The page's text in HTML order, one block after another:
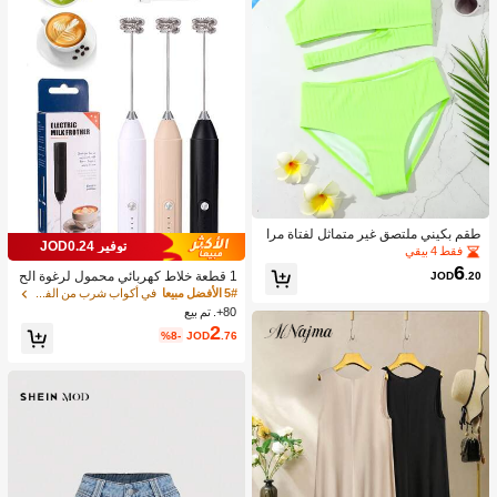
طقم بكيني ملتصق غير متماثل لفتاة مرا
هقة شاطئ صيفي
فقط 4 بيقي
JOD6.20
توفير JOD0.24
1 قطعة خلاط كهربائي محمول لرغوة الح
ليب، رغاية الحليب القابلة للشحن - شحن
USB، 3 سرعات، خلاط حليب كهربائي ص
غير، مناسب للقهوة/اللاتيه/الكابتشينو/الش
وكولاتة الساخنة/البيض
5# الأفضل مبيعا
في أكواب شرب من الفولاذ المقاوم للصدأ جهاز رغوة ال
80+. تم بيع
JOD2.76
%8-